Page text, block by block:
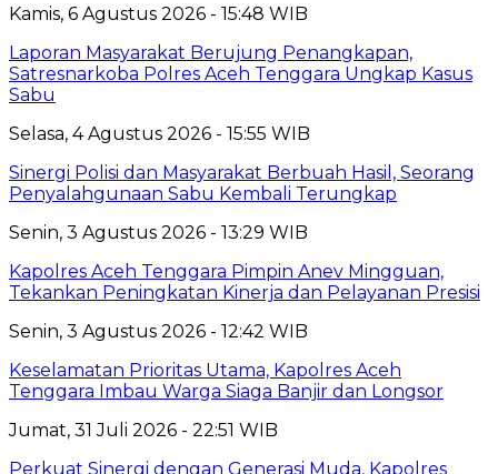
Kamis, 6 Agustus 2026 - 15:48 WIB
Laporan Masyarakat Berujung Penangkapan,
Satresnarkoba Polres Aceh Tenggara Ungkap Kasus
Sabu
Selasa, 4 Agustus 2026 - 15:55 WIB
Sinergi Polisi dan Masyarakat Berbuah Hasil, Seorang
Penyalahgunaan Sabu Kembali Terungkap
Senin, 3 Agustus 2026 - 13:29 WIB
Kapolres Aceh Tenggara Pimpin Anev Mingguan,
Tekankan Peningkatan Kinerja dan Pelayanan Presisi
Senin, 3 Agustus 2026 - 12:42 WIB
Keselamatan Prioritas Utama, Kapolres Aceh
Tenggara Imbau Warga Siaga Banjir dan Longsor
Jumat, 31 Juli 2026 - 22:51 WIB
Perkuat Sinergi dengan Generasi Muda, Kapolres